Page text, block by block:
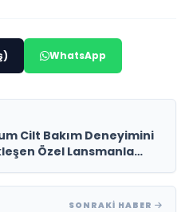
WhatsApp
Cilt Bakım Deneyimini
SONRAKI HABER